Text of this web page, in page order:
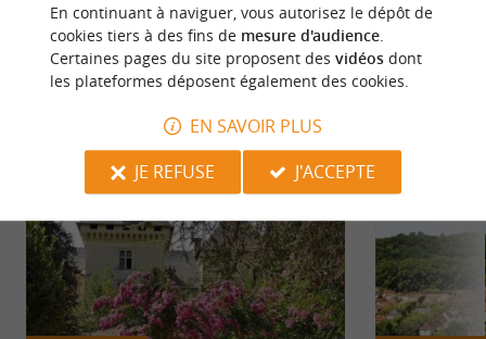
NOUS AVONS TESTÉPOUR VOUS
En continuant à naviguer, vous autorisez le dépôt de
cookies tiers à des fins de mesure d'audience.
Certaines pages du site proposent des vidéosdont
les plateformes déposent également des cookies.
EN SAVOIR PLUS
JE REFUSE
J'ACCEPTE